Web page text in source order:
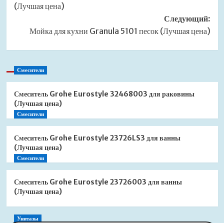
(Лучшая цена)
Следующий:
Мойка для кухни Granula 5101 песок (Лучшая цена)
Смесители
Смеситель Grohe Eurostyle 32468003 для раковины
(Лучшая цена)
Смесители
Смеситель Grohe Eurostyle 23726LS3 для ванны
(Лучшая цена)
Смесители
Смеситель Grohe Eurostyle 23726003 для ванны
(Лучшая цена)
Унитазы